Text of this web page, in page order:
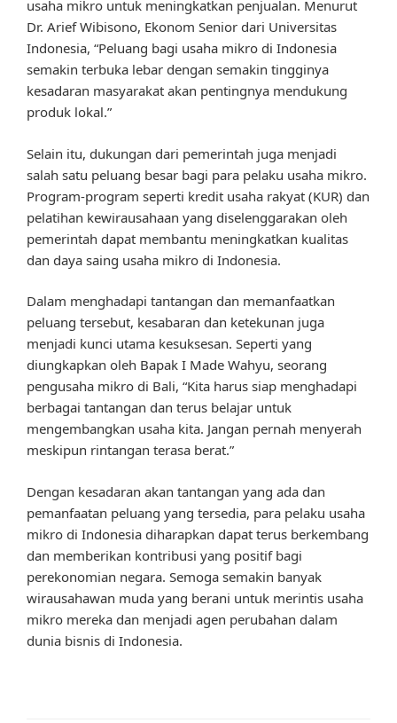
usaha mikro untuk meningkatkan penjualan. Menurut
Dr. Arief Wibisono, Ekonom Senior dari Universitas
Indonesia, “Peluang bagi usaha mikro di Indonesia
semakin terbuka lebar dengan semakin tingginya
kesadaran masyarakat akan pentingnya mendukung
produk lokal.”
Selain itu, dukungan dari pemerintah juga menjadi
salah satu peluang besar bagi para pelaku usaha mikro.
Program-program seperti kredit usaha rakyat (KUR) dan
pelatihan kewirausahaan yang diselenggarakan oleh
pemerintah dapat membantu meningkatkan kualitas
dan daya saing usaha mikro di Indonesia.
Dalam menghadapi tantangan dan memanfaatkan
peluang tersebut, kesabaran dan ketekunan juga
menjadi kunci utama kesuksesan. Seperti yang
diungkapkan oleh Bapak I Made Wahyu, seorang
pengusaha mikro di Bali, “Kita harus siap menghadapi
berbagai tantangan dan terus belajar untuk
mengembangkan usaha kita. Jangan pernah menyerah
meskipun rintangan terasa berat.”
Dengan kesadaran akan tantangan yang ada dan
pemanfaatan peluang yang tersedia, para pelaku usaha
mikro di Indonesia diharapkan dapat terus berkembang
dan memberikan kontribusi yang positif bagi
perekonomian negara. Semoga semakin banyak
wirausahawan muda yang berani untuk merintis usaha
mikro mereka dan menjadi agen perubahan dalam
dunia bisnis di Indonesia.